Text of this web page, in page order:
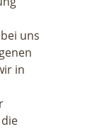
uns
in